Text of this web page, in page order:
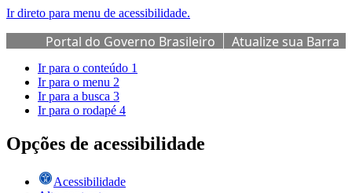
Ir direto para menu de acessibilidade.
Portal do Governo Brasileiro
Atualize sua Barra
de Governo
Ir para o conteúdo 1
Ir para o menu 2
Ir para a busca 3
Ir para o rodapé 4
Opções de acessibilidade
Acessibilidade